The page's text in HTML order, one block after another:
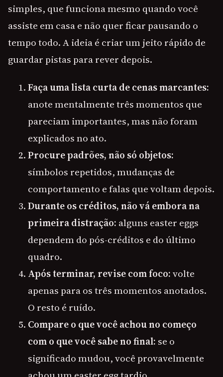
simples, que funciona mesmo quando você
assiste em casa e não quer ficar pausando o
tempo todo. A ideia é criar um jeito rápido de
guardar pistas para rever depois.
Faça uma lista curta de cenas marcantes:
anote mentalmente três momentos que
pareciam importantes, mas não foram
explicados no ato.
Procure padrões, não só objetos:
símbolos repetidos, mudanças de
comportamento e falas que voltam depois.
Durante os créditos, não vá embora na
primeira distração: alguns easter eggs
dependem do pós-créditos e do último
quadro.
Após terminar, revise com foco:volte
apenas para os três momentos anotados.
O resto é ruído.
Compare o que você achou no começo
com o que você sabe no final: se o
significado mudou, você provavelmente